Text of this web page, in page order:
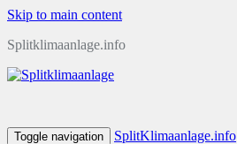
Skip to main content
Splitklimaanlage.info
Toggle navigation SplitKlimaanlage.info